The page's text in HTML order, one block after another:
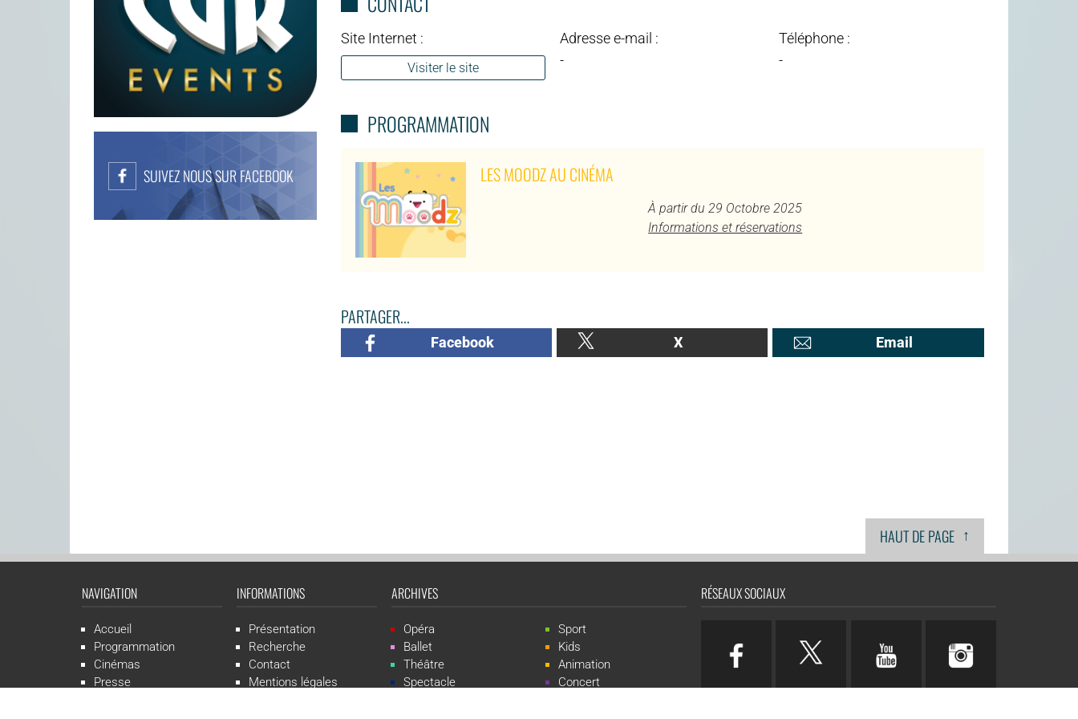
SUIVEZ NOUS SUR FACEBOOK
Site Internet :
Visiter le site
Adresse e-mail :
-
Téléphone :
-
PROGRAMMATION
LES MOODZ AU CINÉMA
À partir du 29 Octobre 2025
Informations et réservations
PARTAGER...
Facebook X Email
HAUT DE PAGE ↑
NAVIGATION
Accueil
Programmation
Cinémas
Presse
INFORMATIONS
Présentation
Recherche
Contact
Mentions légales
ARCHIVES
Opéra
Ballet
Théâtre
Spectacle
Sport
Kids
Animation
Concert
RÉSEAUX SOCIAUX